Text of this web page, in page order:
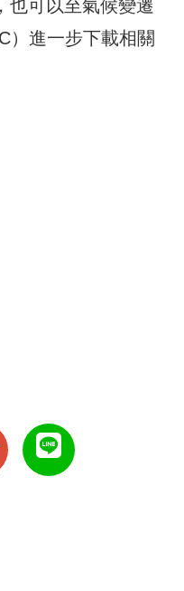
也可以至氣候變遷
）進一步下載相關